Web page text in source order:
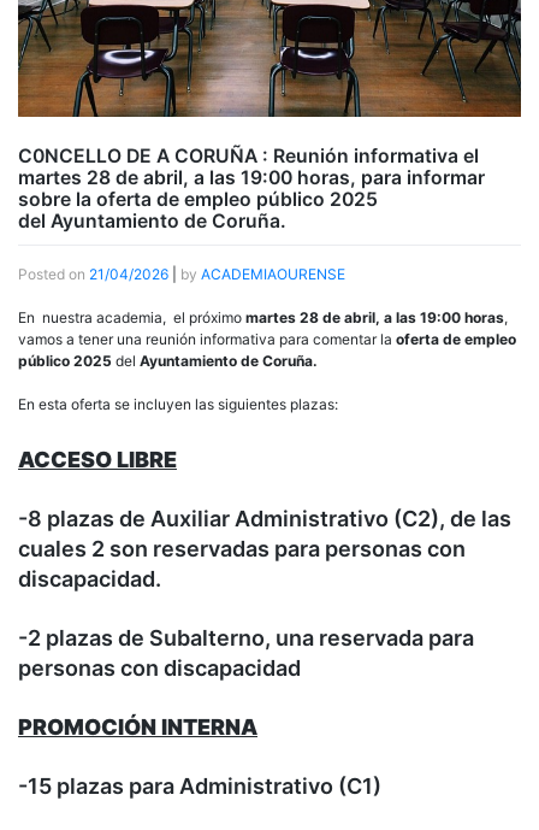
C0NCELLO DE A CORUÑA : Reunión informativa el
martes 28 de abril, a las 19:00 horas, para informar
sobre la oferta de empleo público 2025
del Ayuntamiento de Coruña.
Posted on 21/04/2026 by ACADEMIAOURENSE
En nuestra academia, el próximo martes 28 de abril, a las 19:00 horas,
vamos a tener una reunión informativa para comentar la oferta de empleo
público 2025 del Ayuntamiento de Coruña.
En esta oferta se incluyen las siguientes plazas:
ACCESO LIBRE
-8 plazas de Auxiliar Administrativo (C2), de las
cuales 2 son reservadas para personas con
discapacidad.
-2 plazas de Subalterno, una reservada para
personas con discapacidad
PROMOCIÓN INTERNA
-15 plazas para Administrativo (C1)